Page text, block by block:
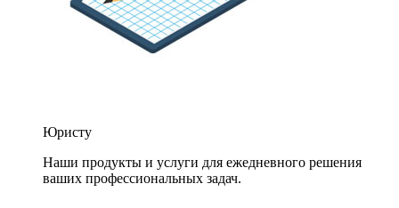
Юристу
Наши продукты и услуги для ежедневного решения
ваших профессиональных задач.